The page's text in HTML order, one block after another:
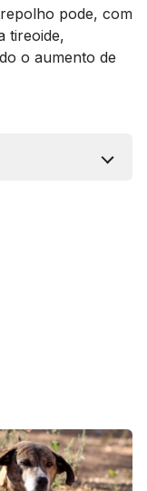
pode, com
tireoide,
o aumento de